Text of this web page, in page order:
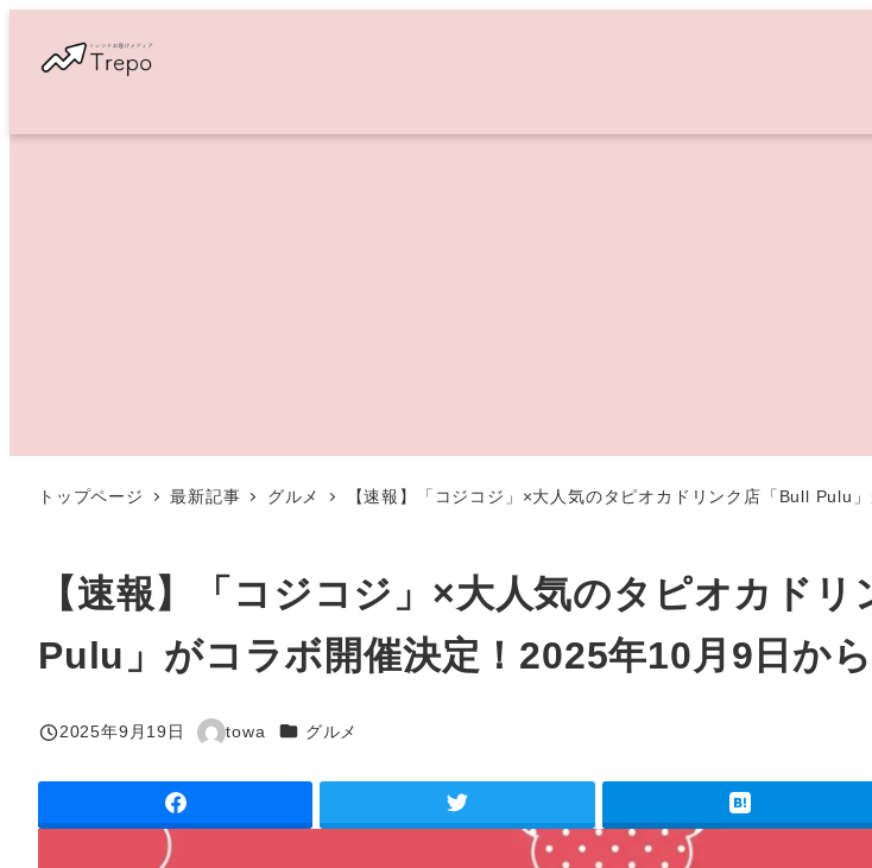
トップページ 最新記事 グルメ 【速報】「コジコジ」×大人気のタピオカドリンク店「Bull Pulu
【速報】「コジコジ」×大人気のタピオカド
Pulu」がコラボ開催決定！2025年10月9日か
投稿日
2025年9月19日
著
towa カテゴリー
グルメ